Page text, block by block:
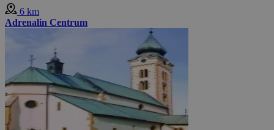
6 km
Adrenalin Centrum